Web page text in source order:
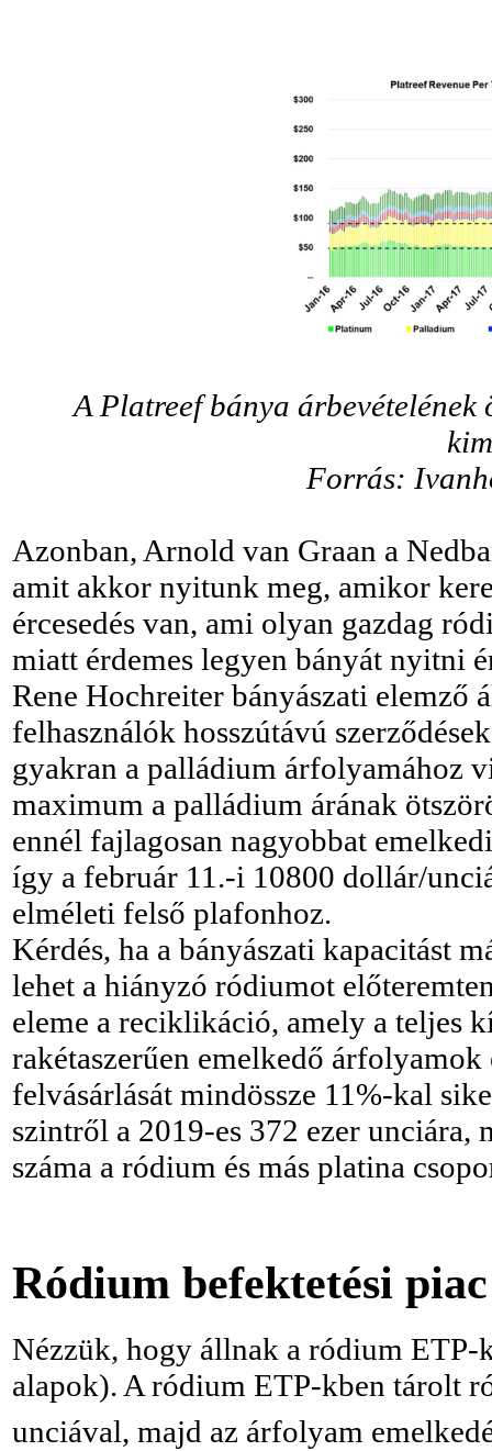
A Platreef bánya árbevételének
Forrás:
Azonban, Arnold van Graan a
amit akkor nyitunk meg, amikor
ércesedés van, ami olyan gazdag
miatt érdemes legyen bányát nyitni
Rene Hochreiter bányászati elemző
felhasználók hosszútávú
gyakran a palládium árfolyamához
maximum a palládium árának
ennél fajlagosan nagyobbat
így a február 11.-i 10800 dollár/
elméleti felső plafonhoz.
Kérdés, ha a bányászati kapacitást
lehet a hiányzó ródiumot
eleme a reciklikáció, amely a teljes
rakétaszerűen emelkedő
felvásárlását mindössze 11%-kal
szintről a 2019-es 372 ezer
száma a ródium és más platina
Ródium befektetési
Nézzük, hogy állnak a ródium
alapok). A ródium ETP-kben tárolt
unciával, majd az árfolyam